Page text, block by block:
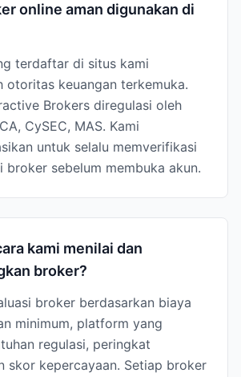
online aman digunakan di
terdaftar di situs kami
otoritas keuangan terkemuka.
Brokers diregulasi oleh
CySEC, MAS. Kami
untuk selalu memverifikasi
broker sebelum membuka akun.
kami menilai dan
broker?
broker berdasarkan biaya
minimum, platform yang
regulasi, peringkat
skor kepercayaan. Setiap broker